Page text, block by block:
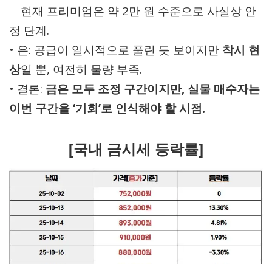
현재 프리미엄은 약 2만 원 수준으로 사실상 안
정 단계.
• 은: 공급이 일시적으로 풀린 듯 보이지만 착시 현
상일 뿐, 여전히 물량 부족.
• 결론: 금은 모두 조정 구간이지만, 실물 매수자는
이번 구간을 ‘기회’로 인식해야 할 시점.
[국내 금시세 등락률]